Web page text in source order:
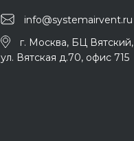
info@systemairvent.ru
г. Москва, БЦ Вятский,
ул. Вятская д.70, офис 715